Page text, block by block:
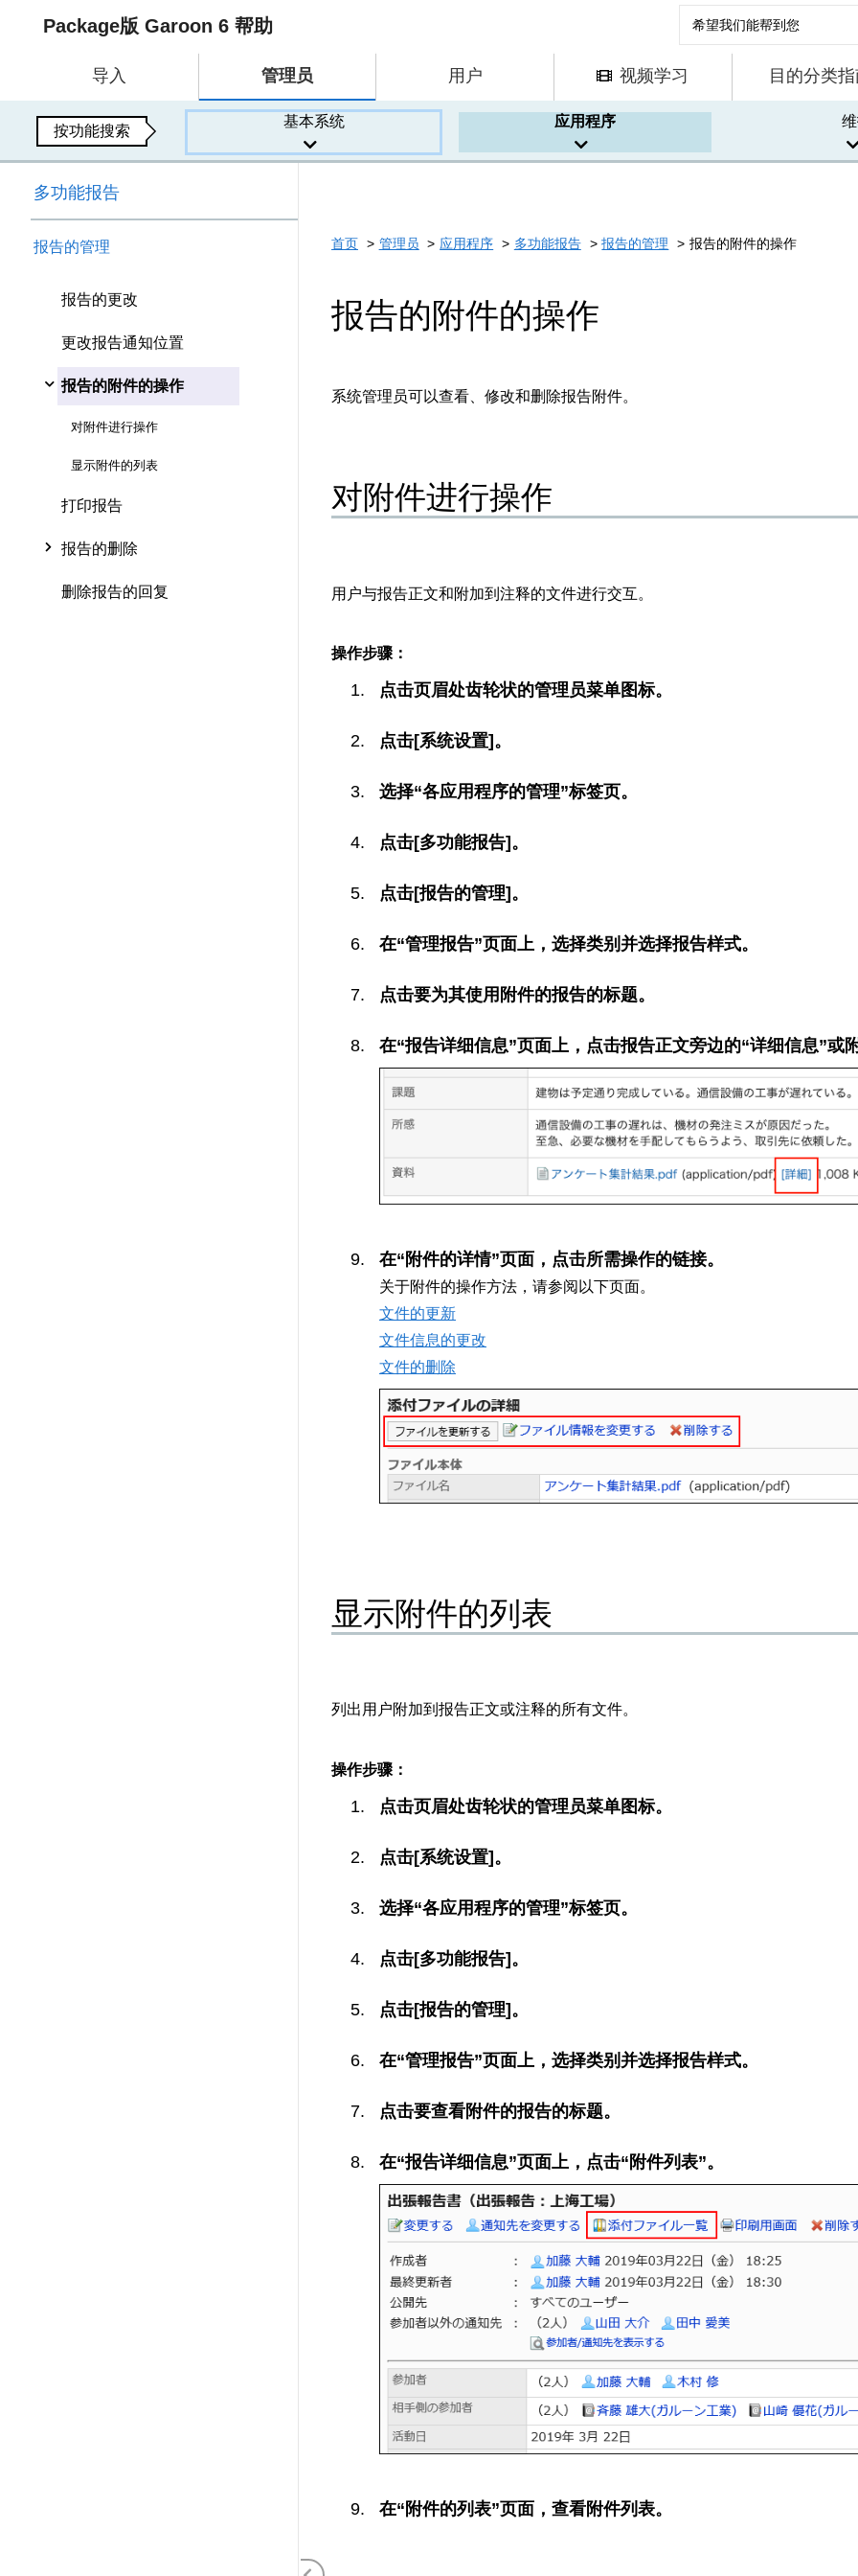
Package版 Garoon 6 帮助
导入 管理员 用户 视频学习 目的分类
按功能搜索
基本系统 应用程序
多功能报告
报告的管理
报告的更改
更改报告通知位置
报告的附件的操作
对附件进行操作
显示附件的列表
打印报告
报告的删除
删除报告的回复
首页 管理员 应用程序 多功能报告 报告的管理 报告的附件的操作
报告的附件的操作
系统管理员可以查看、修改和删除报告附件。
对附件进行操作
用户与报告正文和附加到注释的文件进行交互。
操作步骤：
点击页眉处齿轮状的管理员菜单图标。
点击[系统设置]。
选择“各应用程序的管理”标签页。
点击[多功能报告]。
点击[报告的管理]。
在“管理报告”页面上，选择类别并选择报告样式。
点击要为其使用附件的报告的标题。
在“报告详细信息”页面上，点击报告正文旁边的“详细信息”或
在“附件的详情”页面，点击所需操作的链接。
关于附件的操作方法，请参阅以下页面。
文件的更新
文件信息的更改
文件的删除
显示附件的列表
列出用户附加到报告正文或注释的所有文件。
操作步骤：
点击页眉处齿轮状的管理员菜单图标。
点击[系统设置]。
选择“各应用程序的管理”标签页。
点击[多功能报告]。
点击[报告的管理]。
在“管理报告”页面上，选择类别并选择报告样式。
点击要查看附件的报告的标题。
在“报告详细信息”页面上，点击“附件列表”。
在“附件的列表”页面，查看附件列表。